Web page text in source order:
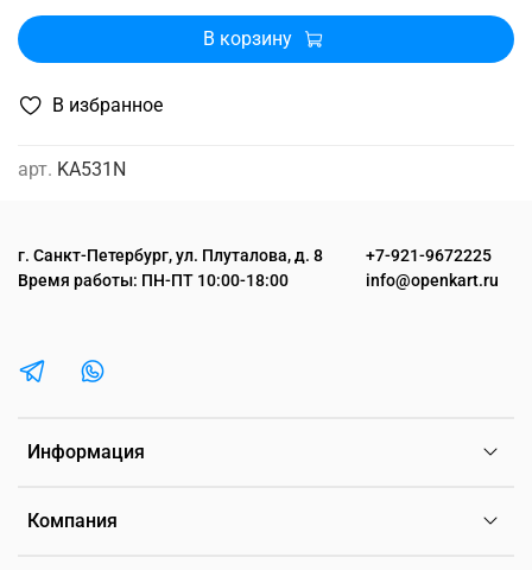
В избранное
арт. KA531N
В корзину
Информация
Компания
г. Санкт-Петербург, ул. Плуталова, д. 8
Время работы: ПН-ПТ 10:00-18:00
+7-921-9672225
info@openkart.ru